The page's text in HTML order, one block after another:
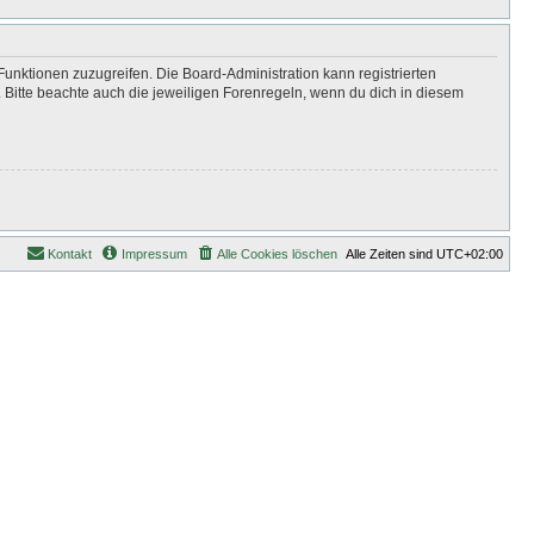
zuzugreifen. Die Board-Administration kann registrierten
beachte auch die jeweiligen Forenregeln, wenn du dich in diesem
Alle Zeiten sind UTC+02:00
Alle Cookies löschen
Impressum
Kontakt